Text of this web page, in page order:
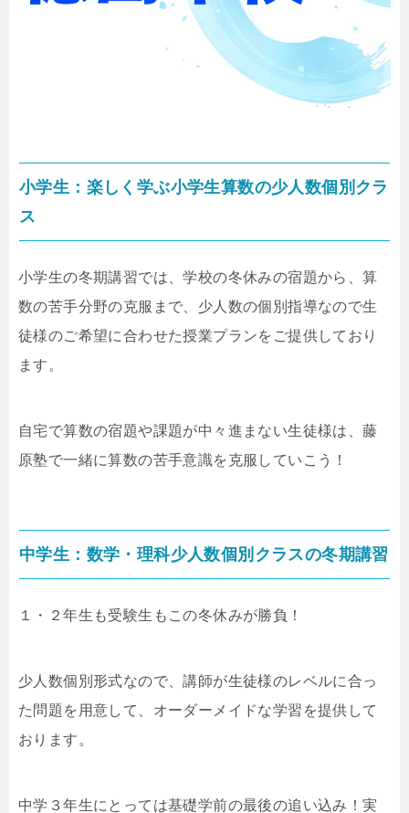
小学生：楽しく学ぶ小学生算数の少人数個別クラ
ス
小学生の冬期講習では、学校の冬休みの宿題から、算
数の苦手分野の克服まで、少人数の個別指導なので生
徒様のご希望に合わせた授業プランをご提供しており
ます。
自宅で算数の宿題や課題が中々進まない生徒様は、藤
原塾で一緒に算数の苦手意識を克服していこう！
中学生：数学・理科少人数個別クラスの冬期講習
１・２年生も受験生もこの冬休みが勝負！
少人数個別形式なので、講師が生徒様のレベルに合っ
た問題を用意して、オーダーメイドな学習を提供して
おります。
中学３年生にとっては基礎学前の最後の追い込み！実